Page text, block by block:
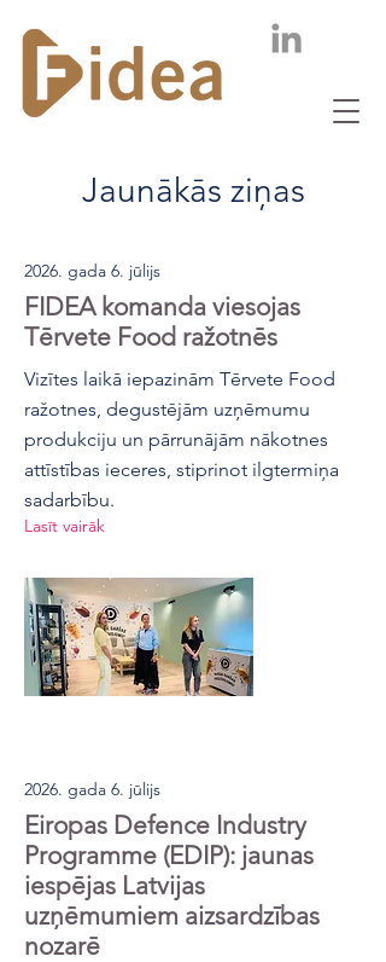
Jaunākās ziņas
2026. gada 6. jūlijs
FIDEA komanda viesojas
Tērvete Food ražotnēs
Vizītes laikā iepazinām Tērvete Food
ražotnes, degustējām uzņēmumu
produkciju un pārrunājām nākotnes
attīstības ieceres, stiprinot ilgtermiņa
sadarbību.
Lasīt vairāk
2026. gada 6. jūlijs
Eiropas Defence Industry
Programme (EDIP): jaunas
iespējas Latvijas
uzņēmumiem aizsardzības
nozarē